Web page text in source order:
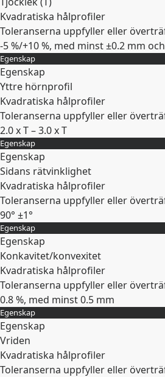
Kvadratiska hålprofiler
Toleranserna uppfyller eller
-5 %/+10 %, med minst ±0.2 mm
Expandera
Egenskap
Egenskap
Yttre hörnprofil
Kvadratiska hålprofiler
Toleranserna uppfyller eller
2.0 x T – 3.0 x T
Expandera
Egenskap
Egenskap
Sidans rätvinklighet
Kvadratiska hålprofiler
Toleranserna uppfyller eller
90° ±1°
Expandera
Egenskap
Egenskap
Konkavitet/konvexitet
Kvadratiska hålprofiler
Toleranserna uppfyller eller
0.8 %, med minst 0.5 mm
Expandera
Egenskap
Egenskap
Vriden
Kvadratiska hålprofiler
Toleranserna uppfyller eller